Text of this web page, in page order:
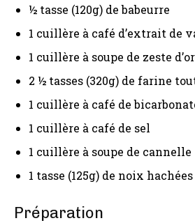
½ tasse (120g) de babeurre
1 cuillère à café d’extrait de
1 cuillère à soupe de zeste
2 ½ tasses (320g) de farine
1 cuillère à café de
1 cuillère à café de sel
1 cuillère à soupe de cannelle
1 tasse (125g) de noix hachées
Préparation